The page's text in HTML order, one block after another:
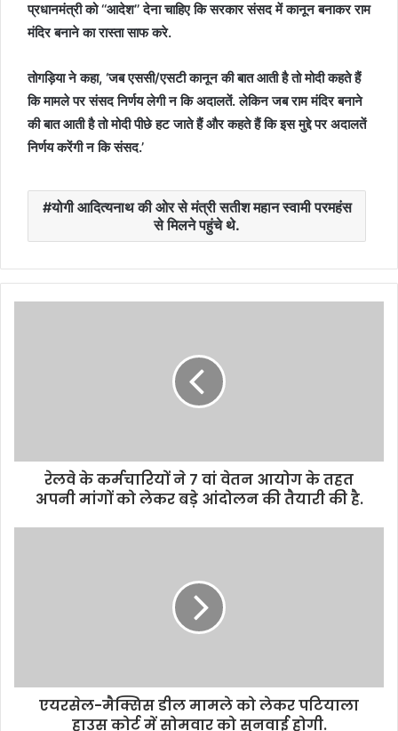
प्रधानमंत्री को ‘‘आदेश’’ देना चाहिए कि सरकार संसद में कानून बनाकर राम
मंदिर बनाने का रास्ता साफ करे.
तोगड़िया ने कहा, ‘जब एससी/एसटी कानून की बात आती है तो मोदी कहते हैं
कि मामले पर संसद निर्णय लेगी न कि अदालतें. लेकिन जब राम मंदिर बनाने
की बात आती है तो मोदी पीछे हट जाते हैं और कहते हैं कि इस मुद्दे पर अदालतें
निर्णय करेंगी न कि संसद.’
योगी आदित्यनाथ की ओर से मंत्री सतीश महान स्वामी परमहंस
से मिलने पहुंचे थे.
रेलवे के कर्मचारियों ने 7 वां वेतन आयोग के तहत
अपनी मांगों को लेकर बड़े आंदोलन की तैयारी की है.
एयरसेल-मैक्सिस डील मामले को लेकर पटियाला
हाउस कोर्ट में सोमवार को सुनवाई होगी.